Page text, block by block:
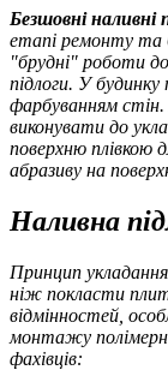
Безшовні наливні
етапі ремонту та
"брудні" роботи
підлоги. У
фарбуванням
виконувати до
поверхню плівкою
абразиву на
Наливна
Принцип
ніж покласти
відмінностей,
монтажу
фахівців: